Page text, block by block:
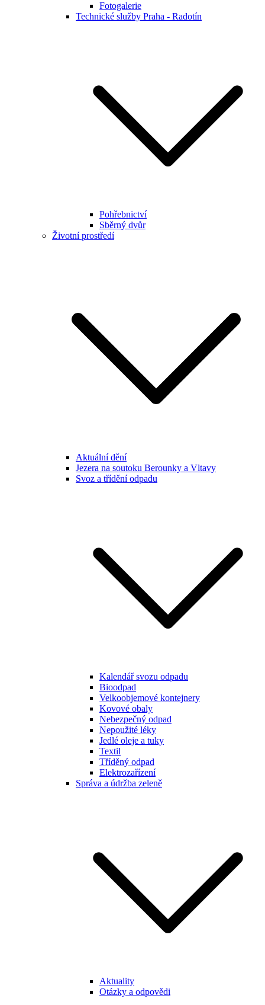
Fotogalerie
Technické služby Praha - Radotín
Pohřebnictví
Sběrný dvůr
Životní prostředí
Aktuální dění
Jezera na soutoku Berounky a Vltavy
Svoz a třídění odpadu
Kalendář svozu odpadu
Bioodpad
Velkoobjemové kontejnery
Kovové obaly
Nebezpečný odpad
Nepoužité léky
Jedlé oleje a tuky
Textil
Tříděný odpad
Elektrozařízení
Správa a údržba zeleně
Aktuality
Otázky a odpovědi